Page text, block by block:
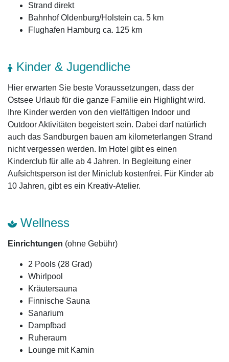
Strand direkt
Bahnhof Oldenburg/Holstein ca. 5 km
Flughafen Hamburg ca. 125 km
Kinder & Jugendliche
Hier erwarten Sie beste Voraussetzungen, dass der
Ostsee Urlaub für die ganze Familie ein Highlight wird.
Ihre Kinder werden von den vielfältigen Indoor und
Outdoor Aktivitäten begeistert sein. Dabei darf natürlich
auch das Sandburgen bauen am kilometerlangen Strand
nicht vergessen werden. Im Hotel gibt es einen
Kinderclub für alle ab 4 Jahren. In Begleitung einer
Aufsichtsperson ist der Miniclub kostenfrei. Für Kinder ab
10 Jahren, gibt es ein Kreativ-Atelier.
Wellness
Einrichtungen (ohne Gebühr)
2 Pools (28 Grad)
Whirlpool
Kräutersauna
Finnische Sauna
Sanarium
Dampfbad
Ruheraum
Lounge mit Kamin